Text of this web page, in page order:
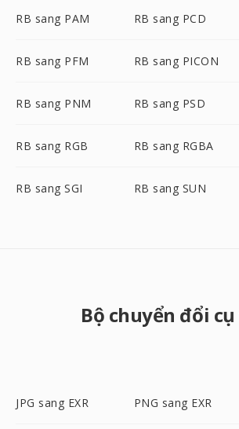
RB sang PAM RB sang PCD
RB sang PFM RB sang PICON
RB sang PNM RB sang PSD
RB sang RGB RB sang RGBA
RB sang SGI RB sang SUN
Bộ chuyển đổi
JPG sang EXR PNG sang EXR